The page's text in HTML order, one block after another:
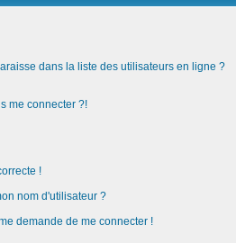
dans la liste des utilisateurs en ligne ?
me connecter ?!
!
nom d'utilisateur ?
demande de me connecter !